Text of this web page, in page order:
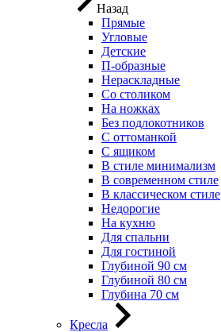
Назад
Прямые
Угловые
Детские
П-образные
Нераскладные
Со столиком
На ножках
Без подлокотников
С оттоманкой
С ящиком
В стиле минимализм
В современном стиле
В классическом стиле
Недорогие
На кухню
Для спальни
Для гостиной
Глубиной 90 см
Глубиной 80 см
Глубина 70 см
Кресла